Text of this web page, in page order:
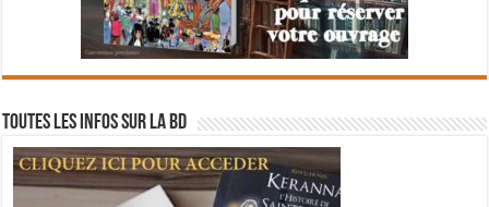
Toutes les infos sur la BD